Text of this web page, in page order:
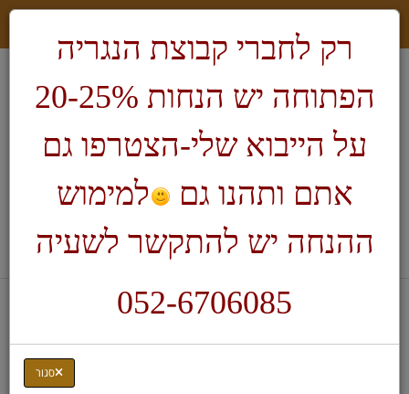
לעגלת הקניות
צינוריות פליז לחריטת עטים
רק לחברי קבוצת הנגריה
הפתוחה יש הנחות 20-25%
על הייבוא שלי-הצטרפו גם
אתם ותהנו גם
למימוש
ההנחה יש להתקשר לשעיה
052-6706085
סגור